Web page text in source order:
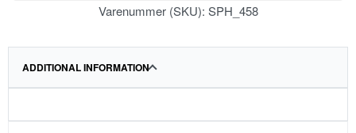
Varenummer (SKU): SPH_458
ADDITIONAL INFORMATION